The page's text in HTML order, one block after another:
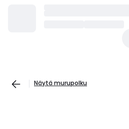
Näytä murupolku